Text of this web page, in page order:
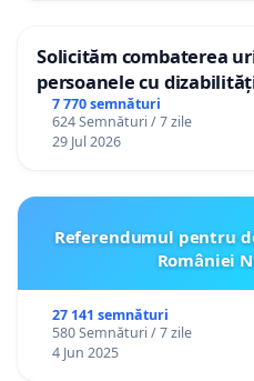
Solicităm combaterea
persoanele cu
7 770 semnături
624 Semnături / 7 zile
29 Jul 2026
Referendumul pentru
României
27 141 semnături
580 Semnături / 7 zile
4 Jun 2025